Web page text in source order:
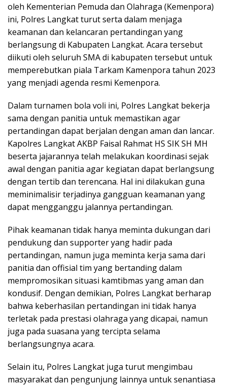
oleh Kementerian Pemuda dan Olahraga (Kemenpora)
ini, Polres Langkat turut serta dalam menjaga
keamanan dan kelancaran pertandingan yang
berlangsung di Kabupaten Langkat. Acara tersebut
diikuti oleh seluruh SMA di kabupaten tersebut untuk
memperebutkan piala Tarkam Kamenpora tahun 2023
yang menjadi agenda resmi Kemenpora.
Dalam turnamen bola voli ini, Polres Langkat bekerja
sama dengan panitia untuk memastikan agar
pertandingan dapat berjalan dengan aman dan lancar.
Kapolres Langkat AKBP Faisal Rahmat HS SIK SH MH
beserta jajarannya telah melakukan koordinasi sejak
awal dengan panitia agar kegiatan dapat berlangsung
dengan tertib dan terencana. Hal ini dilakukan guna
meminimalisir terjadinya gangguan keamanan yang
dapat mengganggu jalannya pertandingan.
Pihak keamanan tidak hanya meminta dukungan dari
pendukung dan supporter yang hadir pada
pertandingan, namun juga meminta kerja sama dari
panitia dan offisial tim yang bertanding dalam
mempromosikan situasi kamtibmas yang aman dan
kondusif. Dengan demikian, Polres Langkat berharap
bahwa keberhasilan pertandingan ini tidak hanya
terletak pada prestasi olahraga yang dicapai, namun
juga pada suasana yang tercipta selama
berlangsungnya acara.
Selain itu, Polres Langkat juga turut mengimbau
masyarakat dan pengunjung lainnya untuk senantiasa